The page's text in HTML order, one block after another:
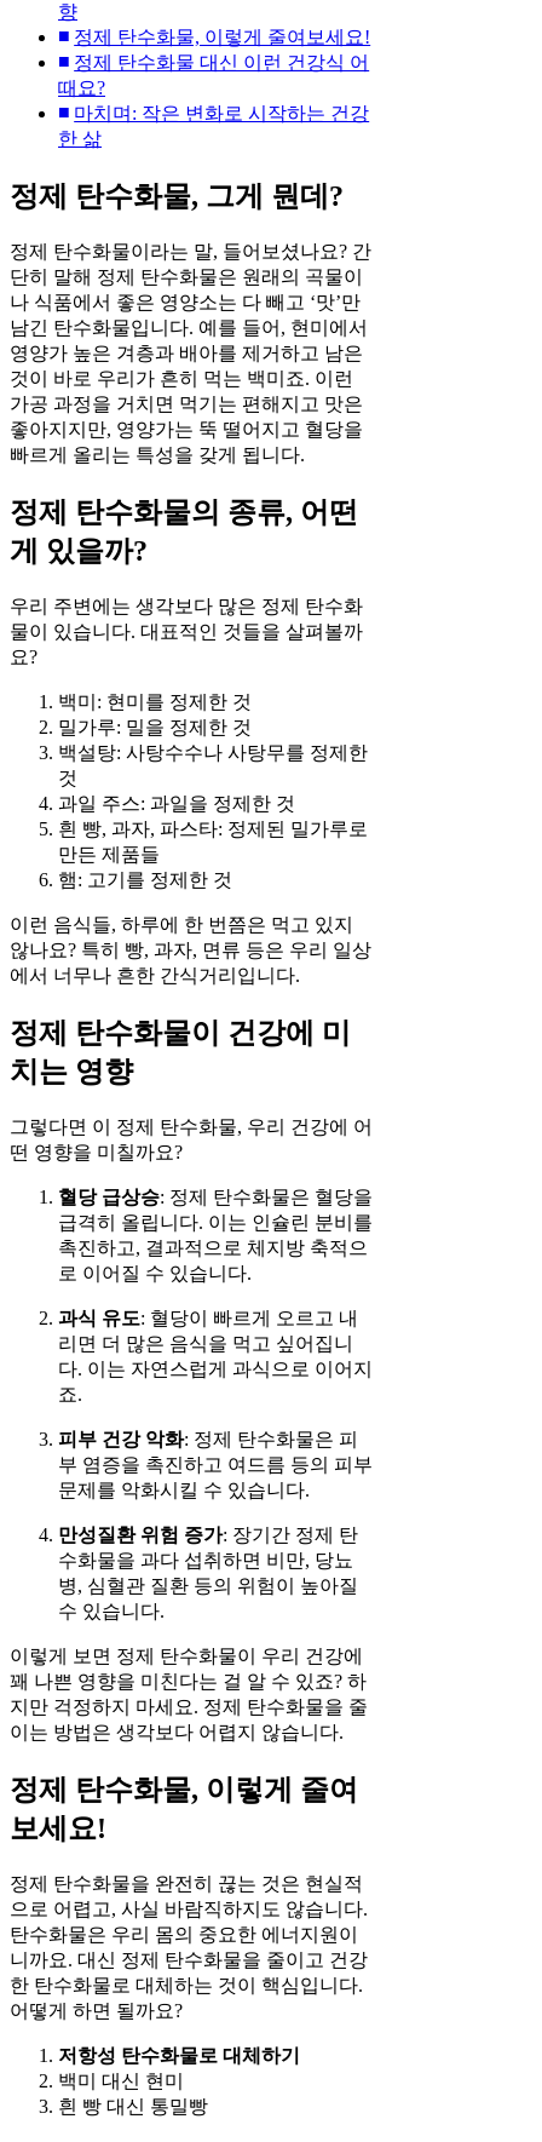
향
정제 탄수화물, 이렇게 줄여보세요!
정제 탄수화물 대신 이런 건강식 어
때요?
마치며: 작은 변화로 시작하는 건강
한 삶
정제 탄수화물, 그게 뭔데?
정제 탄수화물이라는 말, 들어보셨나요? 간
단히 말해 정제 탄수화물은 원래의 곡물이
나 식품에서 좋은 영양소는 다 빼고 ‘맛’만
남긴 탄수화물입니다. 예를 들어, 현미에서
영양가 높은 겨층과 배아를 제거하고 남은
것이 바로 우리가 흔히 먹는 백미죠. 이런
가공 과정을 거치면 먹기는 편해지고 맛은
좋아지지만, 영양가는 뚝 떨어지고 혈당을
빠르게 올리는 특성을 갖게 됩니다.
정제 탄수화물의 종류, 어떤
게 있을까?
우리 주변에는 생각보다 많은 정제 탄수화
물이 있습니다. 대표적인 것들을 살펴볼까
요?
백미: 현미를 정제한 것
밀가루: 밀을 정제한 것
백설탕: 사탕수수나 사탕무를 정제한
것
과일 주스: 과일을 정제한 것
흰 빵, 과자, 파스타: 정제된 밀가루로
만든 제품들
햄: 고기를 정제한 것
이런 음식들, 하루에 한 번쯤은 먹고 있지
않나요? 특히 빵, 과자, 면류 등은 우리 일상
에서 너무나 흔한 간식거리입니다.
정제 탄수화물이 건강에 미
치는 영향
그렇다면 이 정제 탄수화물, 우리 건강에 어
떤 영향을 미칠까요?
혈당 급상승: 정제 탄수화물은 혈당을
급격히 올립니다. 이는 인슐린 분비를
촉진하고, 결과적으로 체지방 축적으
로 이어질 수 있습니다.
과식 유도: 혈당이 빠르게 오르고 내
리면 더 많은 음식을 먹고 싶어집니
다. 이는 자연스럽게 과식으로 이어지
죠.
피부 건강 악화: 정제 탄수화물은 피
부 염증을 촉진하고 여드름 등의 피부
문제를 악화시킬 수 있습니다.
만성질환 위험 증가: 장기간 정제 탄
수화물을 과다 섭취하면 비만, 당뇨
병, 심혈관 질환 등의 위험이 높아질
수 있습니다.
이렇게 보면 정제 탄수화물이 우리 건강에
꽤 나쁜 영향을 미친다는 걸 알 수 있죠? 하
지만 걱정하지 마세요. 정제 탄수화물을 줄
이는 방법은 생각보다 어렵지 않습니다.
정제 탄수화물, 이렇게 줄여
보세요!
정제 탄수화물을 완전히 끊는 것은 현실적
으로 어렵고, 사실 바람직하지도 않습니다.
탄수화물은 우리 몸의 중요한 에너지원이
니까요. 대신 정제 탄수화물을 줄이고 건강
한 탄수화물로 대체하는 것이 핵심입니다.
어떻게 하면 될까요?
저항성 탄수화물로 대체하기
백미 대신 현미
흰 빵 대신 통밀빵